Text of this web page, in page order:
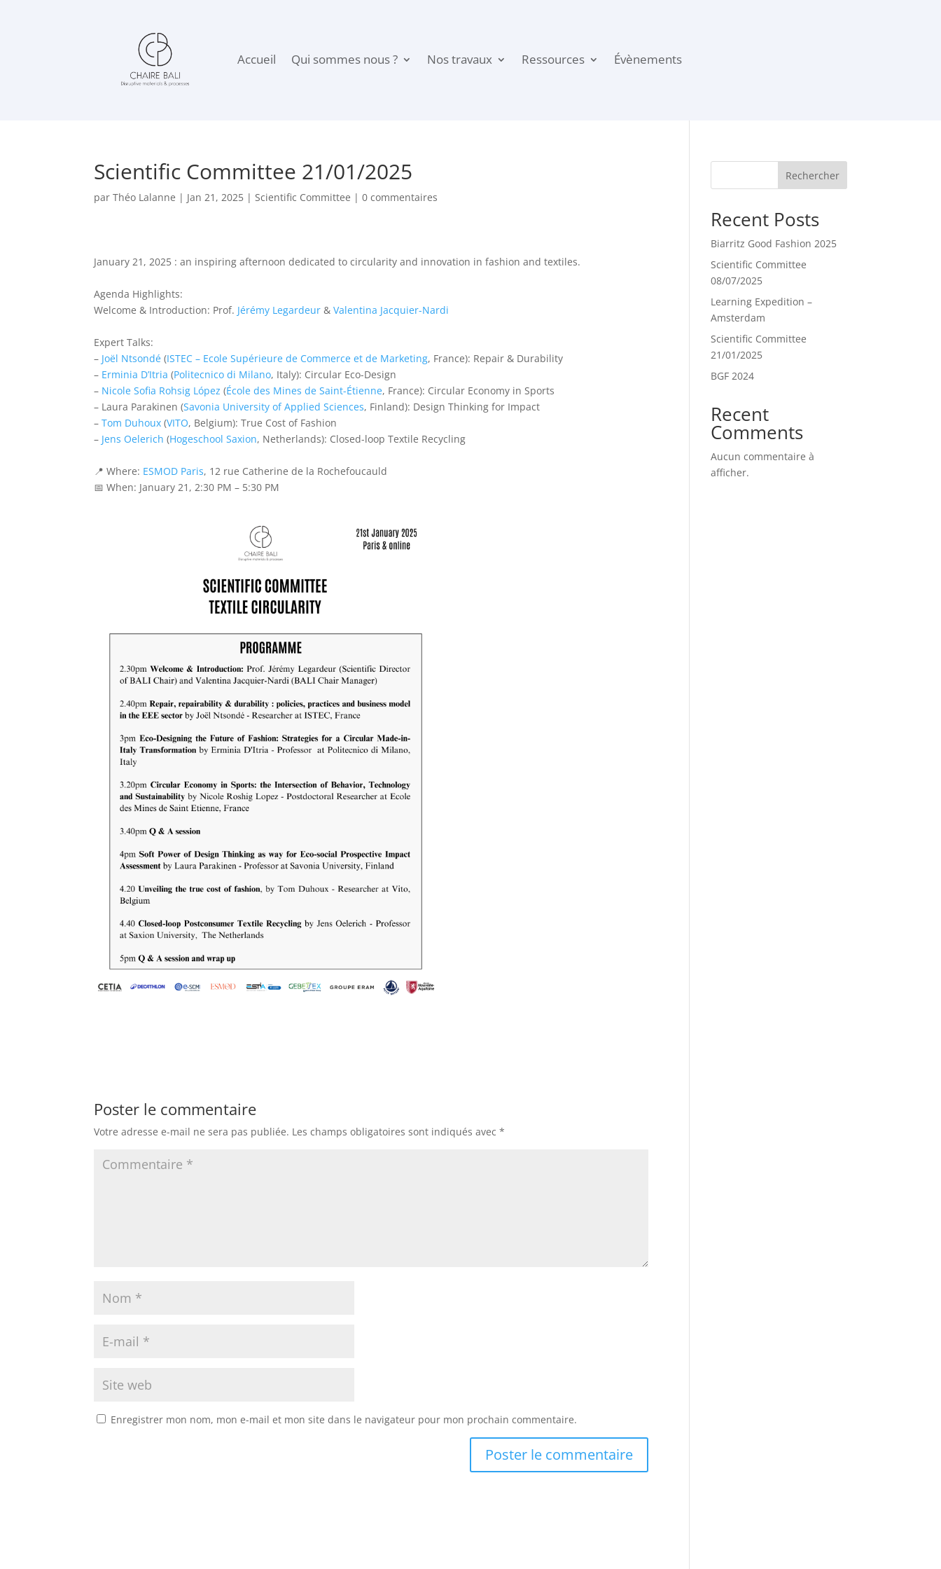
Accueil Qui sommes nous ? Nos travaux Ressources Évènements
Scientific Committee 21/01/2025
parThéo Lalanne | Jan 21, 2025 |Scientific Committee |0 commentaires
January 21, 2025 : an inspiring afternoon dedicated to circularity and innovation in fashion and textiles.
Agenda Highlights:
Welcome & Introduction: Prof. Jérémy Legardeur & Valentina Jacquier-Nardi
Expert Talks:
– Joël Ntsondé (ISTEC – Ecole Supérieure de Commerce et de Marketing, France): Repair & Durability
– Erminia D’Itria (Politecnico di Milano, Italy): Circular Eco-Design
– Nicole Sofia Rohsig López (École des Mines de Saint-Étienne, France): Circular Economy in Sports
– Laura Parakinen (Savonia University of Applied Sciences, Finland): Design Thinking for Impact
– Tom Duhoux (VITO, Belgium): True Cost of Fashion
– Jens Oelerich (Hogeschool Saxion, Netherlands): Closed-loop Textile Recycling
📍 Where: ESMOD Paris, 12 rue Catherine de la Rochefoucauld
📅 When: January 21, 2:30 PM – 5:30 PM
Poster le commentaire
Votre adresse e-mail ne sera pas publiée. Les champs obligatoires sont indiqués avec*
Enregistrer mon nom, mon e-mail et mon site dans le navigateur pour mon prochain commentaire.
Rechercher
Recent Posts
Biarritz Good Fashion 2025
Scientific Committee
08/07/2025
Learning Expedition –
Amsterdam
Scientific Committee
21/01/2025
BGF 2024
Recent
Comments
Aucun commentaire à
afficher.